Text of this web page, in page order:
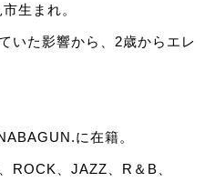
生まれ。
いた影響から、2歳からエレ
に在籍。
ROCK、JAZZ、R＆B、